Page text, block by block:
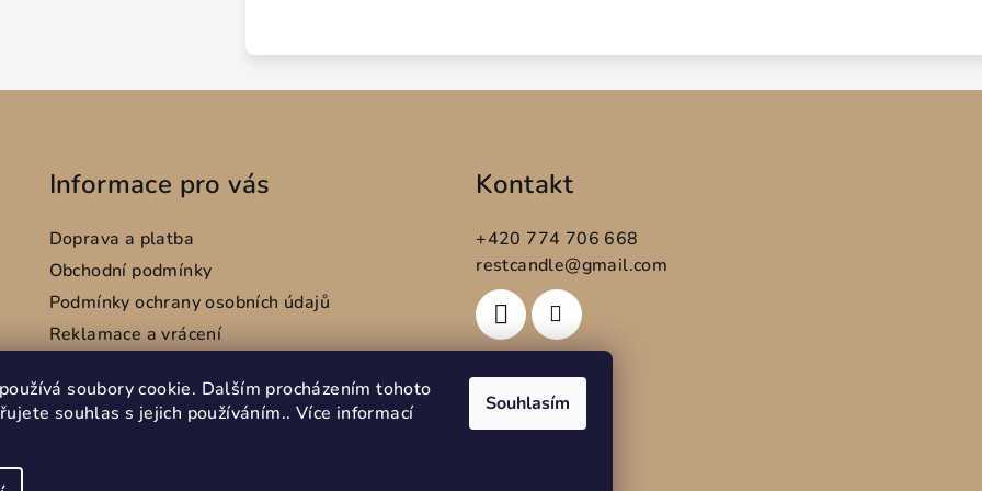
soubory cookie. Dalším procházením tohoto
souhlas s jejich používáním.. Více informací
Souhlasím
Informace pro vás
Doprava a platba
Obchodní podmínky
Podmínky ochrany osobních údajů
Reklamace a vrácení
Hodnocení obchodu
Napište nám
Kontakt
+420 774 706 668
restcandle@gmail.com